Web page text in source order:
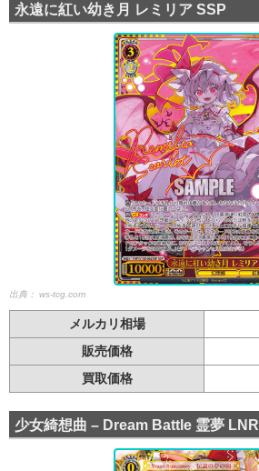
永遠に紅い幼き月 レミリア SSP
出典： ws-tcg.com
メルカリ相場
販売価格
買取価格
少女綺想曲 – Dream Battle 霊夢 LNR